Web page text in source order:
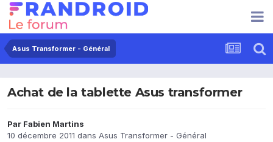
Asus Transformer - Général
Achat de la tablette Asus transformer
Par Fabien Martins
10 décembre 2011 dans Asus Transformer - Général